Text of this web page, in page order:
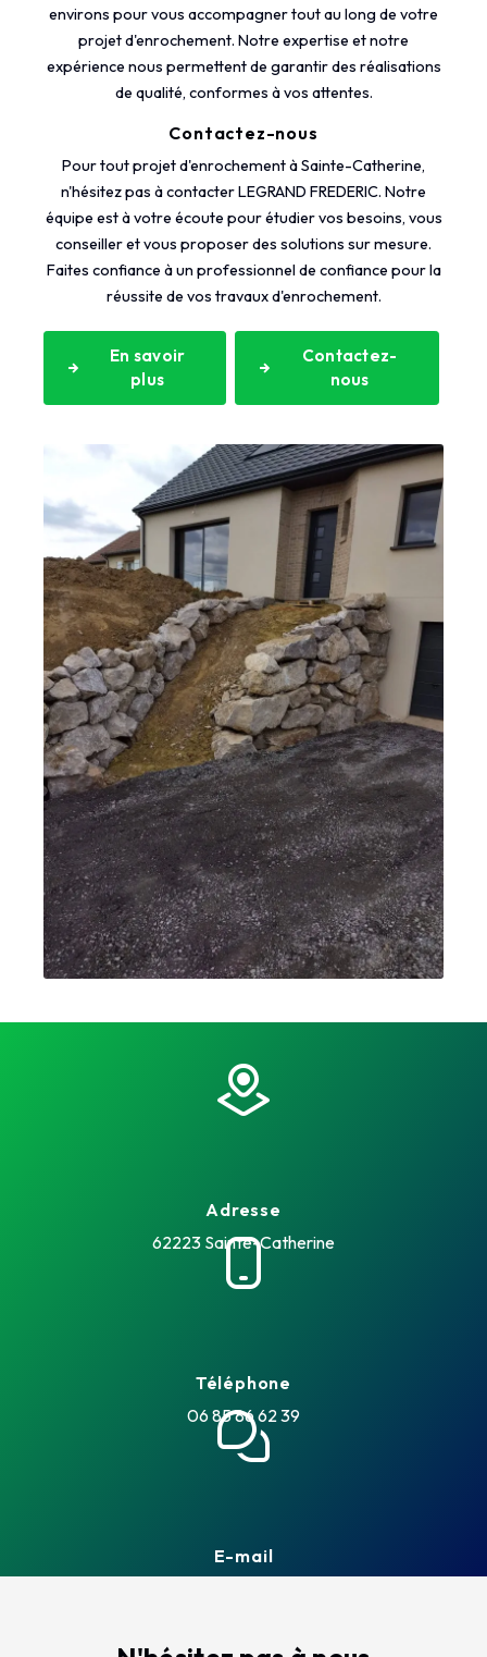
environs pour vous accompagner tout au long de votre
projet d'enrochement. Notre expertise et notre
expérience nous permettent de garantir des réalisations
de qualité, conformes à vos attentes.
Contactez-nous
Pour tout projet d'enrochement à Sainte-Catherine,
n'hésitez pas à contacter LEGRAND FREDERIC. Notre
équipe est à votre écoute pour étudier vos besoins, vous
conseiller et vous proposer des solutions sur mesure.
Faites confiance à un professionnel de confiance pour la
réussite de vos travaux d'enrochement.
En savoir
plus
Contactez-
nous
Adresse
62223 Sainte-Catherine
Téléphone
06 85 86 62 39
E-mail